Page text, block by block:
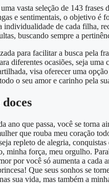
vasta seleção de 143
e sentimentais, o objetivo é
de cada filha,
buscando sempre a
para facilitar a busca pela
diferentes ocasiões, seja
visa oferecer uma
o seu amor e carinho pela
ano que passa, você se torna
que rouba meu coração
repleto de alegria, conquistas
minha força, meu orgulho.
por você só aumenta a cada
Que seus sonhos se
sua vida, mas também a